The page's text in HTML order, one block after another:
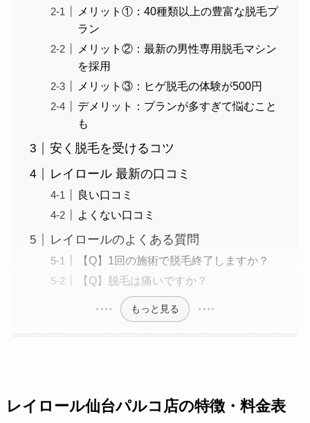
メリット①：40種類以上の豊富な脱毛プ
ラン
メリット②：最新の男性専用脱毛マシン
を採用
メリット③：ヒゲ脱毛の体験が500円
デメリット：プランが多すぎて悩むこと
も
安く脱毛を受けるコツ
レイロール 最新の口コミ
良い口コミ
よくない口コミ
レイロールのよくある質問
【Q】1回の施術で脱毛終了しますか？
【Q】脱毛は痛いですか？
もっと見る
レイロール仙台パルコ店の特徴・料金表